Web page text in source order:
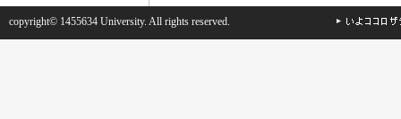
copyright© 1455634 University. All rights reserved.